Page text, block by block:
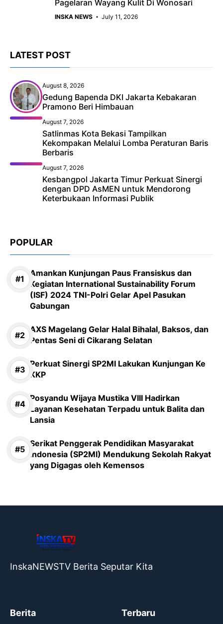
Pagelaran Wayang Kulit Di Wonosari
INSKA NEWS July 11, 2026
LATEST POST
August 8, 2026
Gedung Bapenda DKI Jakarta Kebakaran
Pramono Beri Himbauan
August 7, 2026
Satlinmas Kota Bekasi Tampilkan
Kekompakan Melalui Lomba Peraturan Baris
Berbaris
August 7, 2026
Kesbangpol Jakarta Timur Perkuat Sinergi
dengan DPD AsMEN untuk Mendorong
Keterbukaan Informasi Publik
POPULAR
Amankan Kunjungan Paus Fransiskus dan
Kegiatan International Sustainability Forum
(ISF) 2024 TNI-Polri Gelar Apel Pasukan
Gabungan
AXS Magelang Gelar Halal Bihalal, Baksos, dan
Pentas Seni di Cikarang Selatan
Perkuat Sinergi SP2MI Lakukan Kunjungan Ke
KKP
Posyandu Wijaya Mustika VIII Hadirkan
Layanan Kesehatan Terpadu untuk Balita dan
Lansia
Serikat Penggerak Pendidikan Masyarakat
Indonesia (SP2MI) Mendukung Sekolah Rakyat
yang Digagas oleh Kemensos
InskaNEWSTV Berita Seputar Kita
Berita Terbaru